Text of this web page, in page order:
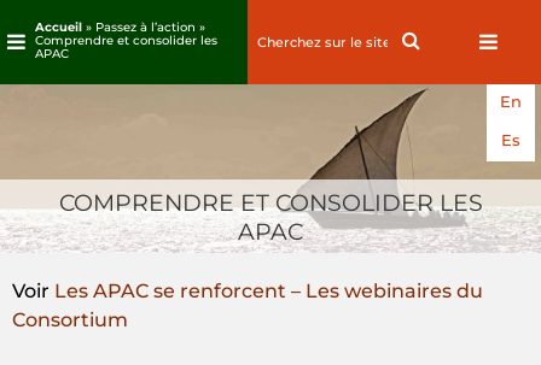
Accueil» Passez à l’action »
Comprendre et consolider les
APAC
Search
En
Es
COMPRENDRE ET CONSOLIDER LES
APAC
Voir Les APAC se renforcent – Les webinaires du
Consortium